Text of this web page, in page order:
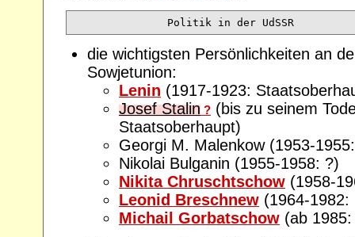
die wichtigsten Persönlichkeiten an
Sowjetunion:
Lenin (1917-1923:
Josef Stalin ? (bis zu seinem
Staatsoberhaupt)
Georgi M. Malenkow (1953-
Nikolai Bulganin (1955-1958: ?)
Nikita Chruschtschow (1958-
Leonid Breschnew (1964-
Michail Gorbatschow (ab